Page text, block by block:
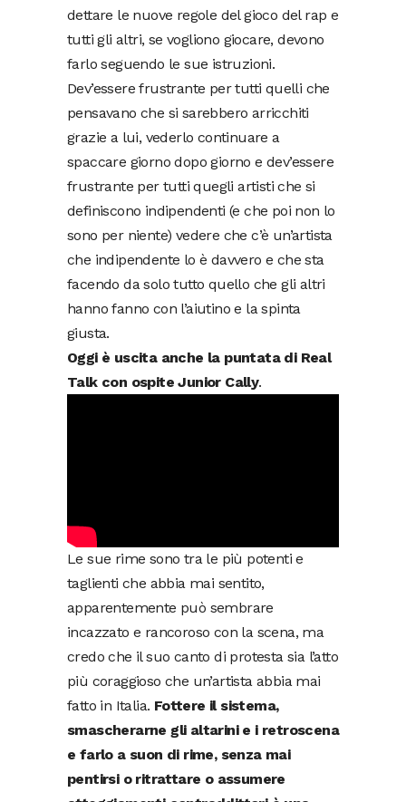
dettare le nuove regole del gioco del rap e
tutti gli altri, se vogliono giocare, devono
farlo seguendo le sue istruzioni.
Dev’essere frustrante per tutti quelli che
pensavano che si sarebbero arricchiti
grazie a lui, vederlo continuare a
spaccare giorno dopo giorno e dev’essere
frustrante per tutti quegli artisti che si
definiscono indipendenti (e che poi non lo
sono per niente) vedere che c’è un’artista
che indipendente lo è davvero e che sta
facendo da solo tutto quello che gli altri
hanno fanno con l’aiutino e la spinta
giusta.
Oggi è uscita anche la puntata di Real
Talk con ospite Junior Cally.
Le sue rime sono tra le più potenti e
taglienti che abbia mai sentito,
apparentemente può sembrare
incazzato e rancoroso con la scena, ma
credo che il suo canto di protesta sia l’atto
più coraggioso che un’artista abbia mai
fatto in Italia. Fottere il sistema,
smascherarne gli altarini e i retroscena
e farlo a suon di rime, senza mai
pentirsi o ritrattare o assumere